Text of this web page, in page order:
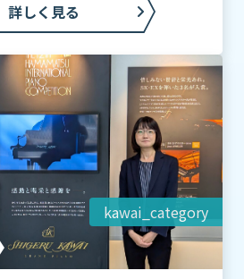
詳しく見る
kawai_category